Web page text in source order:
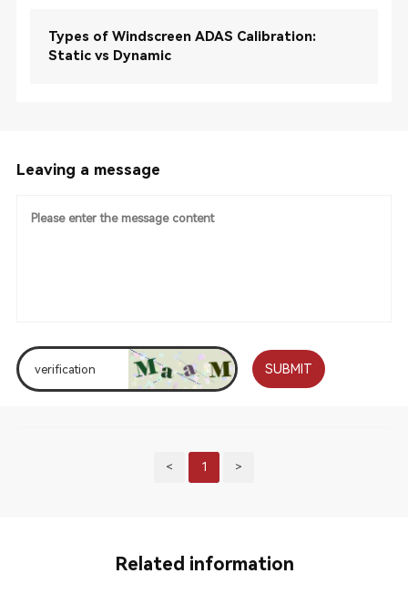
Types of Windscreen ADAS Calibration:
Static vs Dynamic
Leaving a message
SUBMIT
< 1 >
Related information